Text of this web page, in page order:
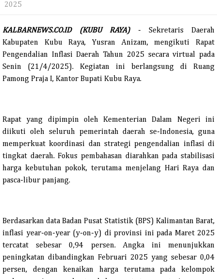
2025
KALBARNEWS.CO.ID (KUBU RAYA)- Sekretaris Daerah
Kabupaten Kubu Raya, Yusran Anizam, mengikuti Rapat
Pengendalian Inflasi Daerah Tahun 2025 secara virtual pada
Senin (21/4/2025). Kegiatan ini berlangsung di Ruang
Pamong Praja I, Kantor Bupati Kubu Raya.
Rapat yang dipimpin oleh Kementerian Dalam Negeri ini
diikuti oleh seluruh pemerintah daerah se-Indonesia, guna
memperkuat koordinasi dan strategi pengendalian inflasi di
tingkat daerah. Fokus pembahasan diarahkan pada stabilisasi
harga kebutuhan pokok, terutama menjelang Hari Raya dan
pasca-libur panjang.​
Berdasarkan data Badan Pusat Statistik (BPS) Kalimantan Barat,
inflasi year-on-year (y-on-y) di provinsi ini pada Maret 2025
tercatat sebesar 0,94 persen. Angka ini menunjukkan
peningkatan dibandingkan Februari 2025 yang sebesar 0,04
persen, dengan kenaikan harga terutama pada kelompok